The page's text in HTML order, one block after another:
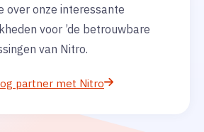
over onze interessante
voor ’de betrouwbare
van Nitro.
partner met Nitro